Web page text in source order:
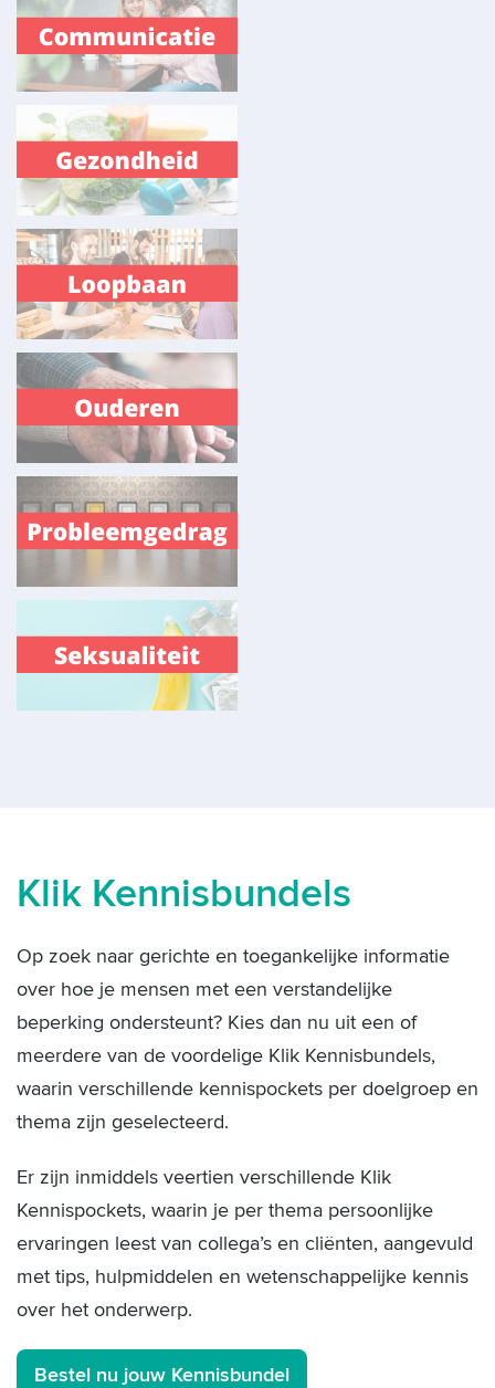
Klik Kennisbundels
Op zoek naar gerichte en toegankelijke informatie
over hoe je mensen met een verstandelijke
beperking ondersteunt? Kies dan nu uit een of
meerdere van de voordelige Klik Kennisbundels,
waarin verschillende kennispockets per doelgroep en
thema zijn geselecteerd.
Er zijn inmiddels veertien verschillende Klik
Kennispockets, waarin je per thema persoonlijke
ervaringen leest van collega’s en cliënten, aangevuld
met tips, hulpmiddelen en wetenschappelijke kennis
over het onderwerp.
Bestel nu jouw Kennisbundel